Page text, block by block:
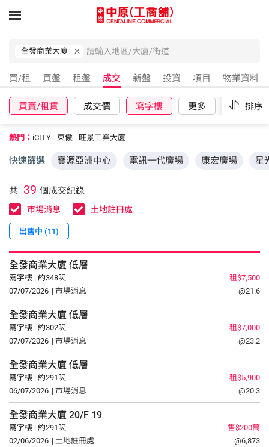
全發商業大廈
買/租 買盤 租盤 成交 新盤 投資 項目 物業資料
買賣/租賃 成交價 寫字樓 更多 重設排序
熱門： iCITY 東傲 旺景工業大廈
快速篩選 寶源亞洲中心 電訊一代廣場 康宏廣場 星
共 39 個成交紀錄
市場消息 土地註冊處
出售中 (11)
全發商業大廈 低層
寫字樓 | 約348呎
租$7,500
07/07/2026 | 市場消息 @21.6
全發商業大廈 低層
寫字樓 | 約302呎
租$7,000
07/07/2026 | 市場消息 @23.2
全發商業大廈 低層
寫字樓 | 約291呎
租$5,900
06/07/2026 | 市場消息 @20.3
全發商業大廈 20/F 19
寫字樓 | 約291呎
售$200萬
02/06/2026 | 土地註冊處 @6,873